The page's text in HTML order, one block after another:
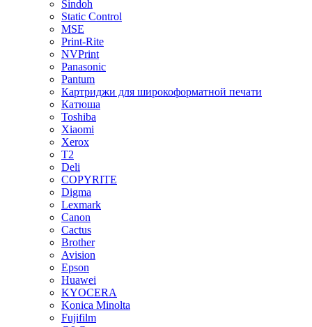
Sindoh
Static Control
MSE
Print-Rite
NVPrint
Panasonic
Pantum
Картриджи для широкоформатной печати
Катюша
Toshiba
Xiaomi
Xerox
T2
Deli
COPYRITE
Digma
Lexmark
Canon
Cactus
Brother
Avision
Epson
Huawei
KYOCERA
Konica Minolta
Fujifilm